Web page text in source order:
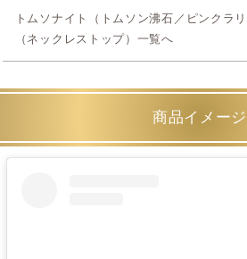
トムソナイト（トムソン沸石／ピンクラ
（ネックレストップ）一覧へ
商品イメージ